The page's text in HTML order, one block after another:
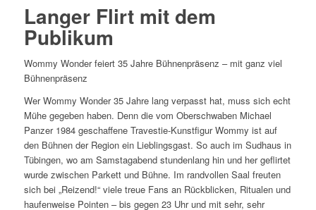
Langer Flirt mit dem
Publikum
Wommy Wonder feiert 35 Jahre Bühnenpräsenz – mit ganz viel
Bühnenpräsenz
Wer Wommy Wonder 35 Jahre lang verpasst hat, muss sich echt
Mühe gegeben haben. Denn die vom Oberschwaben Michael
Panzer 1984 geschaffene Travestie-Kunstfigur Wommy ist auf
den Bühnen der Region ein Lieblingsgast. So auch im Sudhaus in
Tübingen, wo am Samstagabend stundenlang hin und her geflirtet
wurde zwischen Parkett und Bühne. Im randvollen Saal freuten
sich bei „Reizend!“ viele treue Fans an Rückblicken, Ritualen und
haufenweise Pointen – bis gegen 23 Uhr und mit sehr, sehr